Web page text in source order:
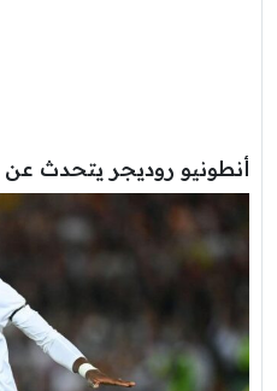
أنطونيو روديجر يتحدث